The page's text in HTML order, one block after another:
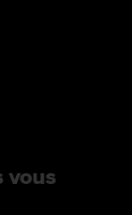
vous